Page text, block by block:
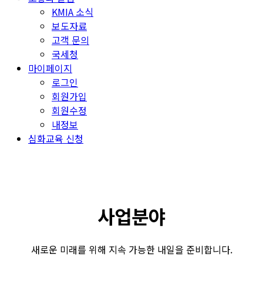
KMIA 소식
보도자료
고객 문의
국세청
마이페이지
로그인
회원가입
회원수정
내정보
심화교육 신청
사업분야
새로운 미래를 위해 지속 가능한 내일을 준비합니다.